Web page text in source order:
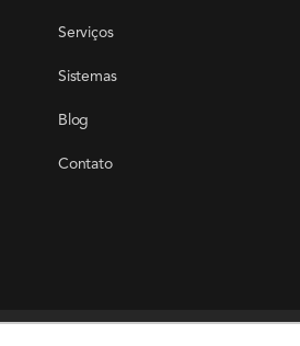
Serviços
Sistemas
Blog
Contato